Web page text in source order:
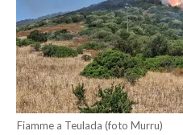
SPORT
RISULTATI E CLASSIFICHE
CALCIO
CALCIO REGIONALE
BASKET
Fiamme a Teulada (foto Murru)